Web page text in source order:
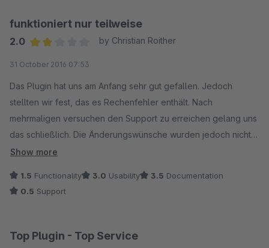
funktioniert nur teilweise
2.0
by Christian Roither
31 October 2016 07:53
Das Plugin hat uns am Anfang sehr gut gefallen. Jedoch
stellten wir fest, das es Rechenfehler enthält. Nach
mehrmaligen versuchen den Support zu erreichen gelang uns
das schließlich. Die Änderungswünsche wurden jedoch nicht
umgesetzt. Ebenso ist der Rechenfehler noch immer
Show more
1.5 Functionality 3.0 Usability 3.5 Documentation
0.5 Support
Top Plugin - Top Service